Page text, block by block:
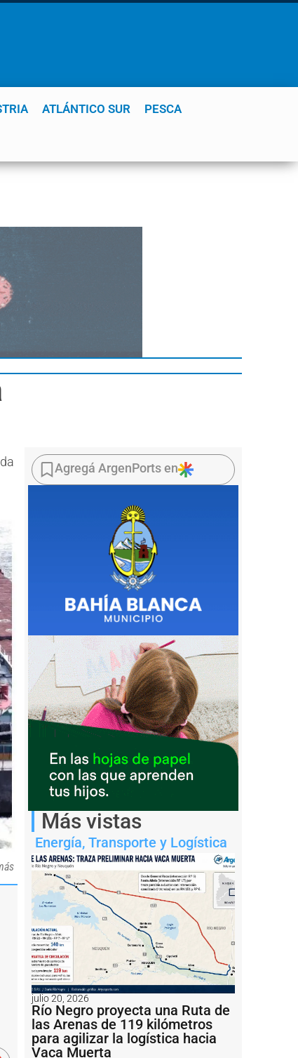
ATLÁNTICO SUR PESCA
Agregá ArgenPorts en
Más vistas
Energía, Transporte y Logística
julio 20, 2026
Río Negro proyecta una Ruta de
las Arenas de 119 kilómetros
para agilizar la logística hacia
Vaca Muerta